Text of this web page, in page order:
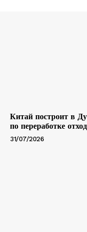
Китай построит в
по переработке
31/07/2026